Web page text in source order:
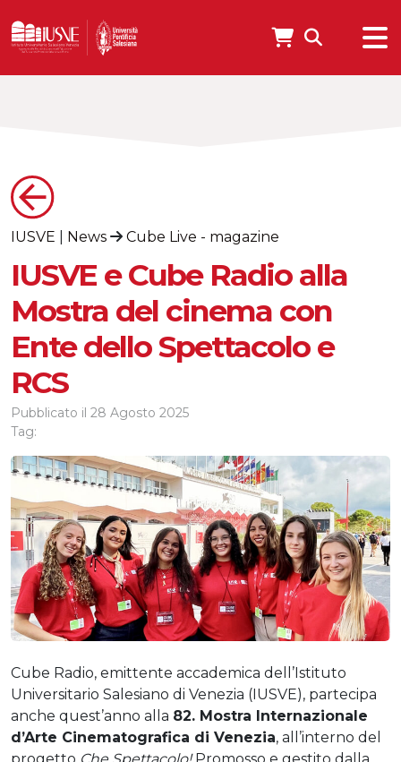
IUSVE News Cube Live - magazine
IUSVE e Cube Radio alla
Mostra del cinema con
Ente dello Spettacolo e
RCS
Pubblicato il 28 Agosto 2025
Tag:
Cube Radio, emittente accademica dell’Istituto
Universitario Salesiano di Venezia (IUSVE), partecipa
anche quest’anno alla 82. Mostra Internazionale
d’Arte Cinematografica di Venezia, all’interno del